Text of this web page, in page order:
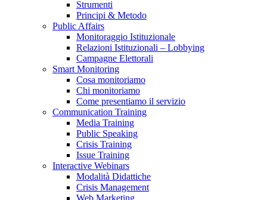
Strumenti
Principi & Metodo
Public Affairs
Monitoraggio Istituzionale
Relazioni Istituzionali – Lobbying
Campagne Elettorali
Smart Monitoring
Cosa monitoriamo
Chi monitoriamo
Come presentiamo il servizio
Communication Training
Media Training
Public Speaking
Crisis Training
Issue Training
Interactive Webinars
Modalità Didattiche
Crisis Management
Web Marketing